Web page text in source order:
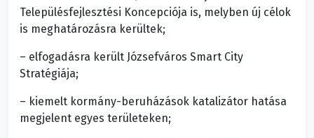
Településfejlesztési Koncepciója is, melyben új célok
is meghatározásra kerültek;
– elfogadásra került Józsefváros Smart City
Stratégiája;
– kiemelt kormány-beruházások katalizátor hatása
megjelent egyes területeken;